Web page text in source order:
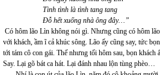
Tình tình là tình tang tang
Đỗ hết xuống nhà ông đây…”
Có hôm lão Lìn không nói gì. Nhưng cũng có hôm
với khách, ầm ĩ cả khúc sông. Lão ấy cũng say, tức
tới tám cô con gái. Thế nhưng tối hôm sau, bọn khách
Say. Lại gõ bát ca hát. Lại đánh nhau lộn tùng phèo…